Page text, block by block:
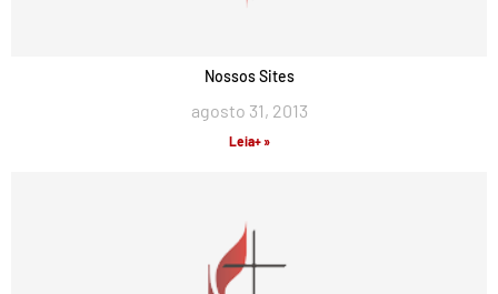
Nossos Sites
agosto 31, 2013
Leia+ »